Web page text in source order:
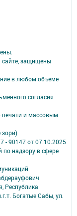
защищены
в любом объеме
согласия
печати и массовым
90147 от 07.10.2025
надзору в сфере
Республика
Богатые Сабы, ул.